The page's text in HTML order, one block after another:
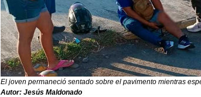
El joven permaneció sentado sobre el pavimento mientras
Autor: Jesús Maldonado